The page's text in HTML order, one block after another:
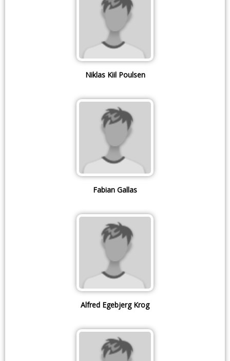
Niklas Kiil Poulsen
Fabian Gallas
Alfred Egebjerg Krog